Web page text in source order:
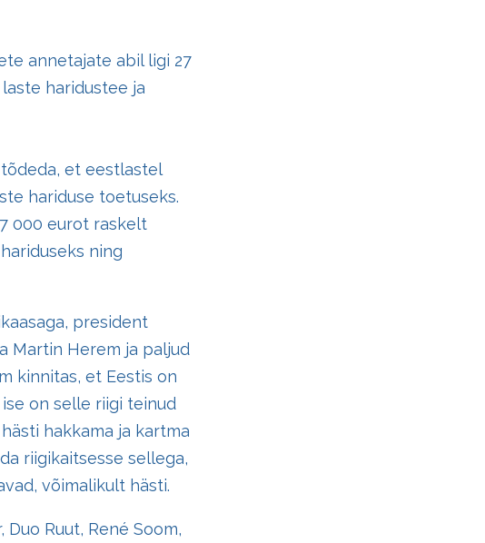
annetajate abil ligi 27
haridustee ja
et eestlastel
hariduse toetuseks.
000 eurot raskelt
ning
president
Martin Herem ja paljud
kinnitas, et Eestis on
on selle riigi teinud
hakkama ja kartma
riigikaitsesse sellega,
võimalikult hästi.
Ruut, René Soom,